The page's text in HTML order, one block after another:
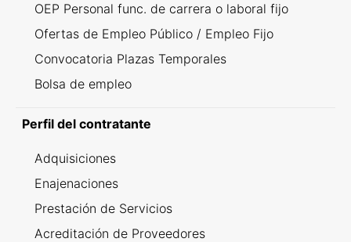
OEP Personal func. de carrera o laboral fijo
Ofertas de Empleo Público / Empleo Fijo
Convocatoria Plazas Temporales
Bolsa de empleo
Perfil del contratante
Adquisiciones
Enajenaciones
Prestación de Servicios
Acreditación de Proveedores